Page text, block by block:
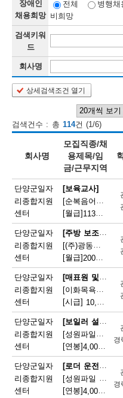
장애인
채용희망
전체 병행채
비희망
검색키워
드
회사명
상세검색조건 열기
검색건수 : 총 114건 (1/6)
회사명
모집직종/채
용제목/임
금/근무지역
단양군일자
리종합지원
센터
[보육교사]
[순복음어린이집] 순복음어린이집 보육교사(오전보조) 모집
[월급] 113만원
단양군일자
리종합지원
센터
[주방 보조원]
[(주)광동유통] 세척(설거지) 직원 모집(고속도로휴게소)
[월급] 200만원
단양군일자
리종합지원
센터
[매표원 및 복권 판매원]
[이화목욕탕찜질방] 이화파크텔 카운터 직원 모집
[시급] 10,320원 |
단양군일자
리종합지원
센터
[보일러 설치 및 정비원]
[성원파일주식회사]공장 보일러기사 채용 (에너지자격 우대 / 정규직)
[연봉]4,000만원
경
단양군일자
리종합지원
센터
[로더 운전원(페이로더 운전원)]
[성원파일 주식회사] 로더기사 운전원 채용(자격증소지자/ 정규직)
[연봉]4,000만원
경
보
오
등
채
용
정
보
오
늘
마
감
되
는
채